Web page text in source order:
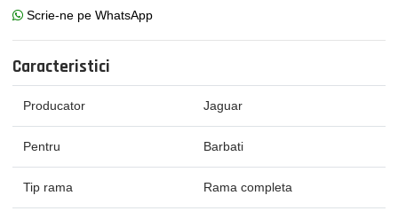
Scrie-ne pe WhatsApp
Caracteristici
Producator Jaguar
Pentru Barbati
Tip rama Rama completa